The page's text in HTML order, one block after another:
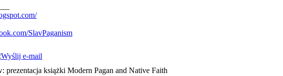
SlavPaganism
prezentacja książki Modern Pagan and Native Faith